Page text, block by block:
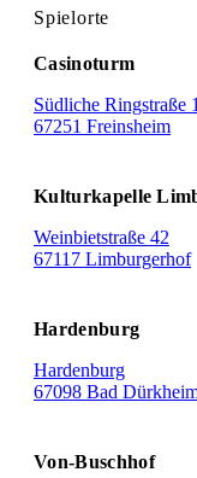
Spielorte
Casinoturm
Südliche Ringstraße
67251 Freinsheim
Kulturkapelle
Weinbietstraße 42
67117 Limburgerhof
Hardenburg
Hardenburg
67098 Bad
Von-Buschhof